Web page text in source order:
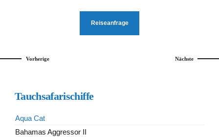
Reiseanfrage
Vorherige Nächste
Tauchsafarischiffe
Aqua Cat
Bahamas Aggressor II